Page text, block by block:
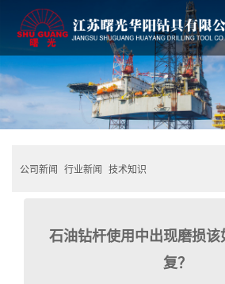
公司新闻 行业新闻 技术知识
石油钻杆使用中出现磨损该
复？